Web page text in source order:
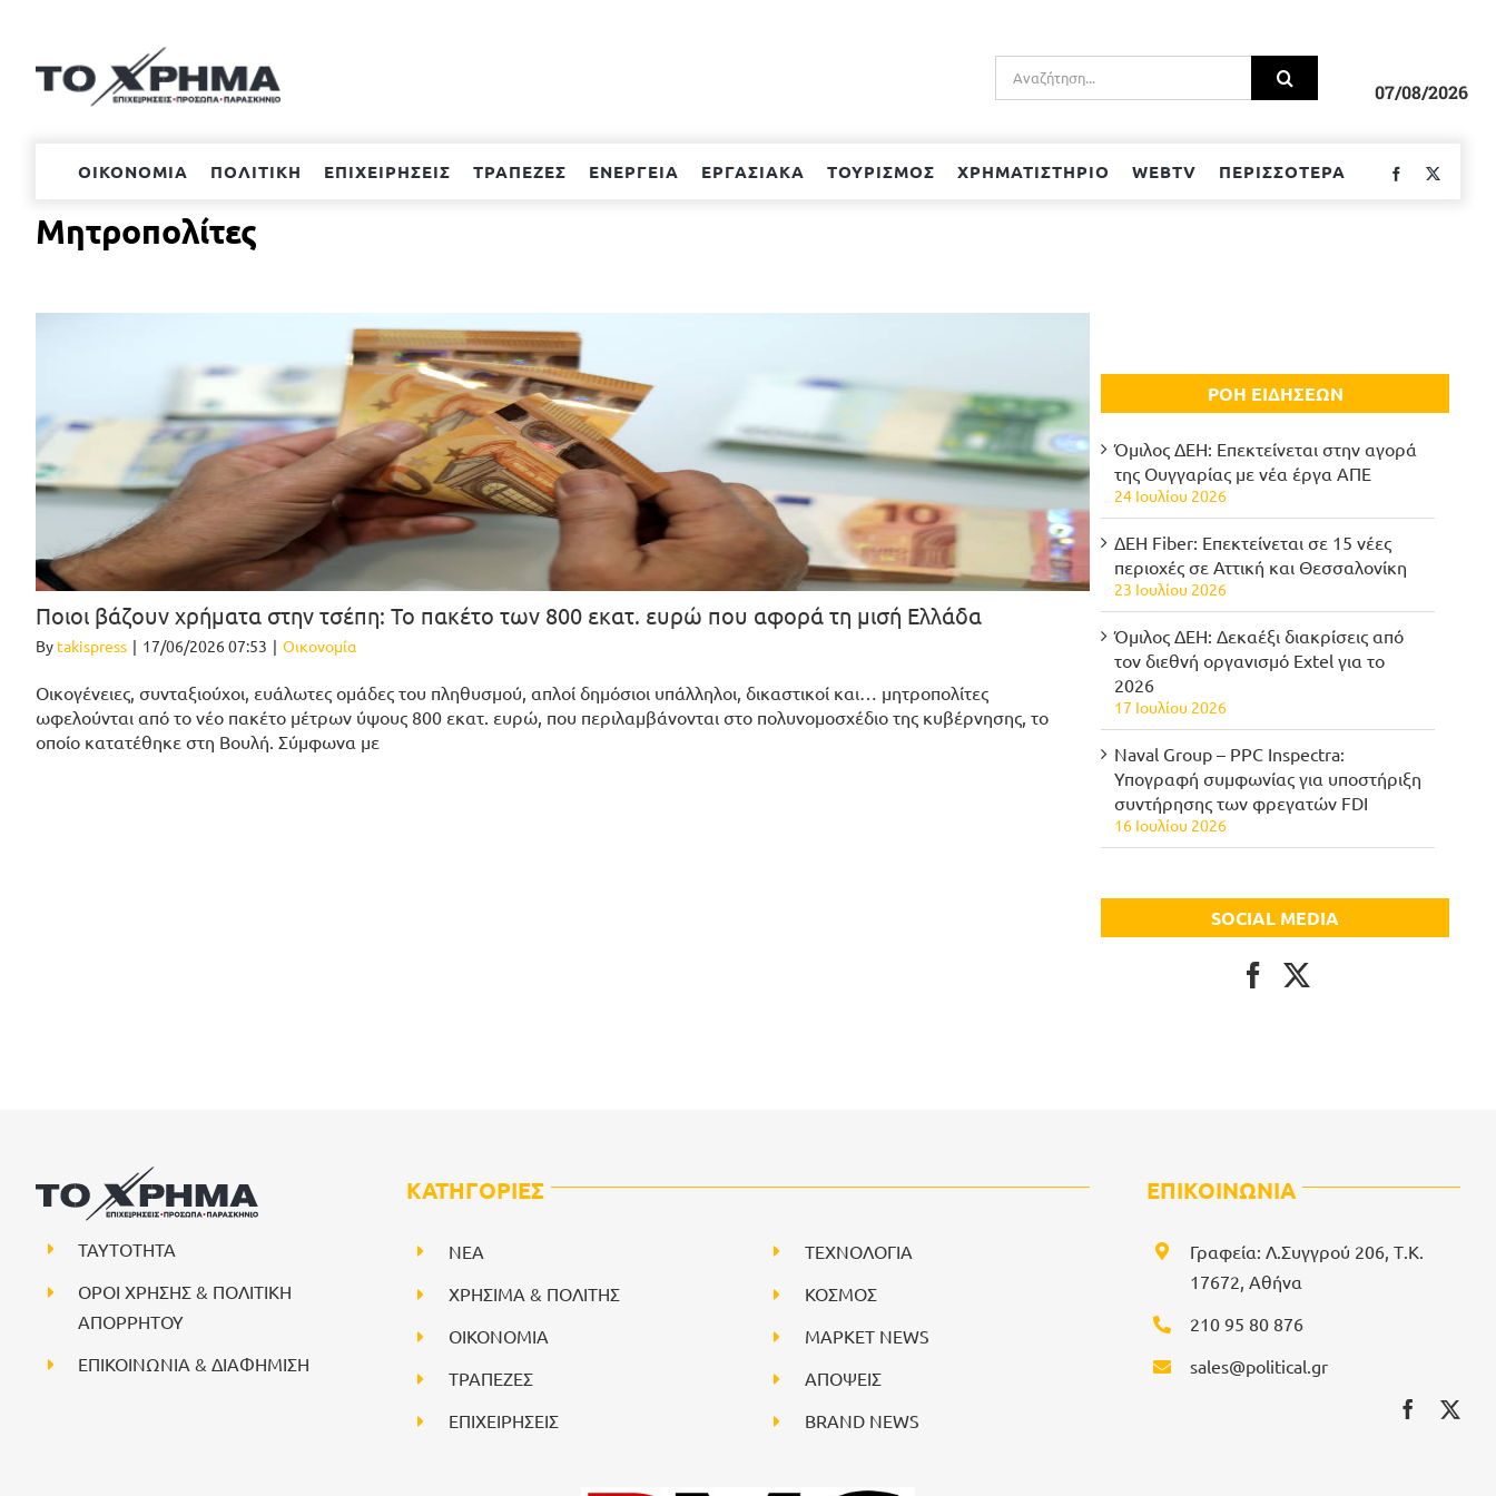
περιεχόμενο
Αναζήτηση
για:
07/08/2026
ΟΙΚΟΝΟΜΙΑ ΠΟΛΙΤΙΚΗ ΕΠΙΧΕΙΡΗΣΕΙΣ ΤΡΑΠΕΖΕΣ ΕΝΕΡΓΕΙΑ ΕΡΓΑΣΙΑΚΑ ΤΟΥΡΙΣΜΟΣ ΧΡΗΜΑΤΙΣΤΗΡΙΟ WEBTV ΠΕΡΙΣΣΟΤΕΡΑ Facebook
Μητροπολίτες
Ποιοι βάζουν χρήματα στην τσέπη: Το πακέτο των 800 εκατ. ευρώ που αφορά τη μισή Ελλάδα
By takispress | 17/06/2026 07:53 | Οικονομία
Οικογένειες, συνταξιούχοι, ευάλωτες ομάδες του πληθυσμού, απλοί δημόσιοι υπάλληλοι, δικαστικοί και… μητροπολίτες
ωφελούνται από το νέο πακέτο μέτρων ύψους 800 εκατ. ευρώ, που περιλαμβάνονται στο πολυνομοσχέδιο της κυβέρνησης, το
οποίο κατατέθηκε στη Βουλή. Σύμφωνα με
ΡΟΗ ΕΙΔΗΣΕΩΝ
Όμιλος ΔΕΗ: Επεκτείνεται στην αγορά
της Ουγγαρίας με νέα έργα ΑΠΕ
24 Ιουλίου 2026
ΔΕΗ Fiber: Επεκτείνεται σε 15 νέες
περιοχές σε Αττική και Θεσσαλονίκη
23 Ιουλίου 2026
Όμιλος ΔΕΗ: Δεκαέξι διακρίσεις από
τον διεθνή οργανισμό Extel για το
2026
17 Ιουλίου 2026
Naval Group – PPC Inspectra:
Υπογραφή συμφωνίας για υποστήριξη
συντήρησης των φρεγατών FDI
16 Ιουλίου 2026
SOCIAL MEDIA
ΤΑΥΤΟΤΗΤΑ
ΟΡΟΙ ΧΡΗΣΗΣ & ΠΟΛΙΤΙΚΗ
ΑΠΟΡΡΗΤΟΥ
ΕΠΙΚΟΙΝΩΝΙΑ & ΔΙΑΦΗΜΙΣΗ
ΚΑΤΗΓΟΡΙΕΣ
NEA
ΧΡΗΣΙΜΑ & ΠΟΛΙΤΗΣ
ΟΙΚΟΝΟΜΙΑ
ΤΡΑΠΕΖΕΣ
ΕΠΙΧΕΙΡΗΣΕΙΣ
ΤΕΧΝΟΛΟΓΙΑ
ΚΟΣΜΟΣ
ΜΑΡΚΕΤ NEWS
ΑΠΟΨΕΙΣ
BRAND NEWS
ΕΠΙΚΟΙΝΩΝΙΑ
Γραφεία: Λ.Συγγρού 206, Τ.Κ.
17672, Αθήνα
210 95 80 876
sales@political.gr